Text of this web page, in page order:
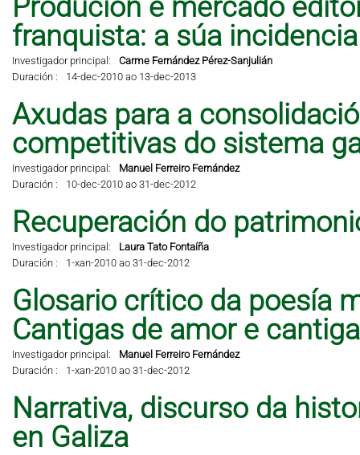
Produción e mercado
franquista: a súa
Investigador principal:
Carme Fernández Pérez-Sanjulián
Duración :
14-dec-2010 ao 13-dec-2013
Axudas para a
competitivas do sistema
Investigador principal:
Manuel Ferreiro Fernández
Duración :
10-dec-2010 ao 31-dec-2012
Recuperación do
Investigador principal:
Laura Tato Fontaíña
Duración :
1-xan-2010 ao 31-dec-2012
Glosario crítico da poesía
Cantigas de amor e
Investigador principal:
Manuel Ferreiro Fernández
Duración :
1-xan-2010 ao 31-dec-2012
Narrativa, discurso da
en Galiza